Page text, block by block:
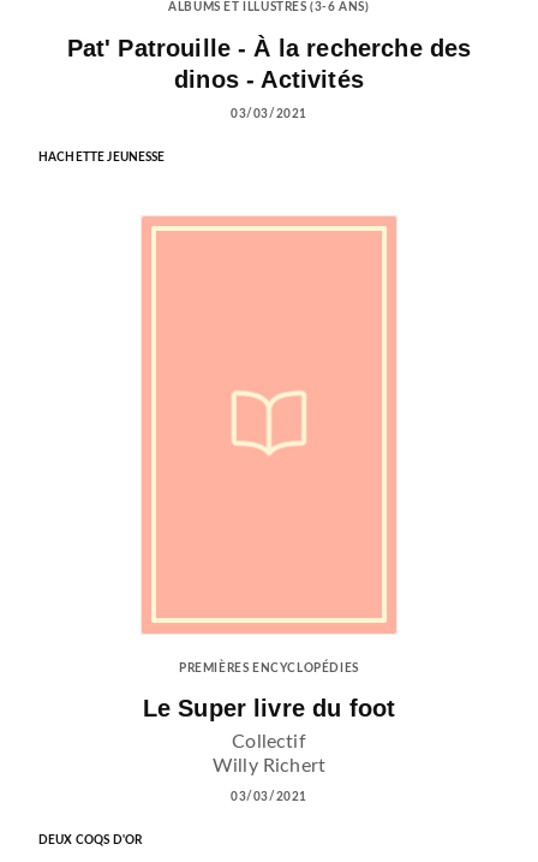
ALBUMS ET ILLUSTRÉS (3-6 ANS)
Pat' Patrouille - À la recherche des
dinos - Activités
03/03/2021
HACHETTE JEUNESSE
PREMIÈRES ENCYCLOPÉDIES
Le Super livre du foot
Collectif
Willy Richert
03/03/2021
DEUX COQS D'OR